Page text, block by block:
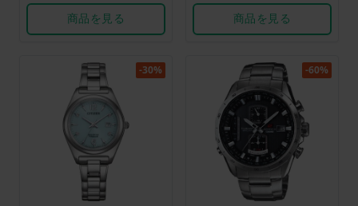
商品を見る
商品を見る
-30% -60%